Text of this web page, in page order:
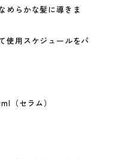
めらかな髪に導きま
使用スケジュールをパ
（セラム）